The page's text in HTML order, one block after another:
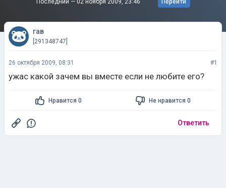
Последний — 02 ноября 2009, 23:46 Перейти
гав
[291348747]
26 октября 2009, 08:31 #1
ужас какой зачем вы вместе если не любите его?
Нравится 0 Не нравится 0
Ответить